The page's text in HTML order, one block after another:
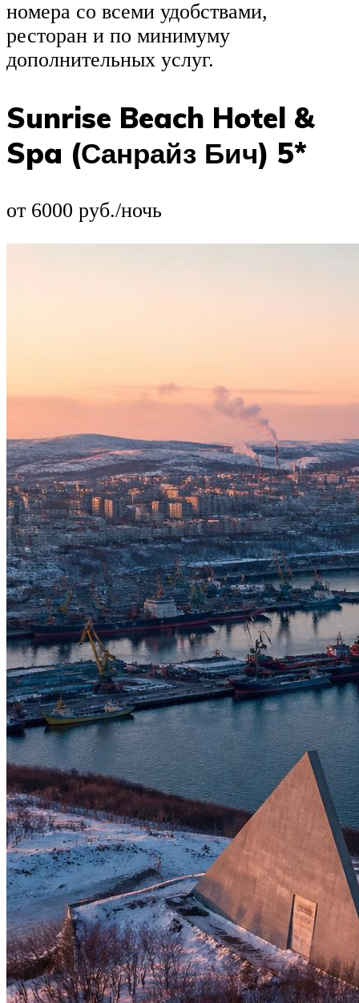
номера со всеми удобствами,
ресторан и по минимуму
дополнительных услуг.
Sunrise Beach Hotel &
Spa (Санрайз Бич) 5*
от 6000 руб./ночь